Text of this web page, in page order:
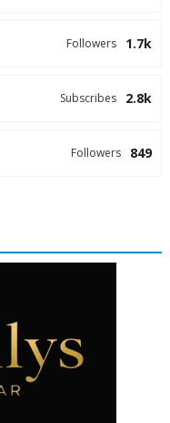
1.7k
Followers
2.8k
Subscribes
849
Followers